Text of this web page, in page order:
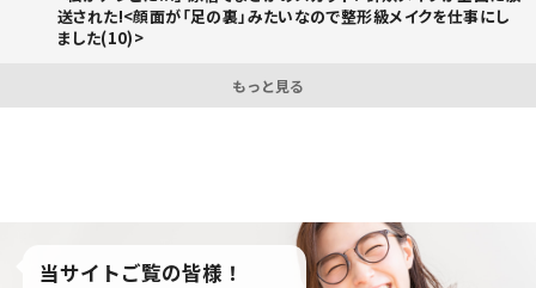
送された!<顔面が「足の裏」みたいなので整形級メイクを仕事にし
ました(10)>
もっと見る
当サイトご覧の皆様！